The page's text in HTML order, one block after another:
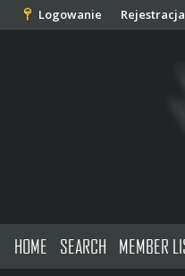
Logowanie Rejestracja
HOME SEARCH MEMBER